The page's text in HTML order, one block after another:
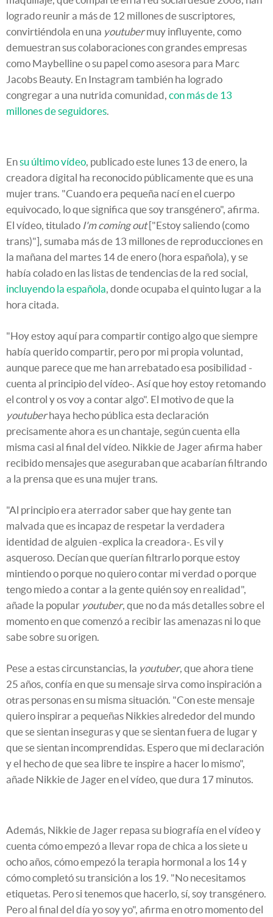
logrado reunir a más de 12 millones de suscriptores,
convirtiéndola en una youtubermuy influyente, como
demuestran sus colaboraciones con grandes empresas
como Maybelline o su papel como asesora para Marc
Jacobs Beauty. En Instagram también ha logrado
congregar a una nutrida comunidad, con más de 13
millones de seguidores
Ensu último vídeo , publicado este lunes 13 de enero, la
creadora digital ha reconocido públicamente que es una
mujer trans. "Cuando era pequeña nací en el cuerpo
equivocado, lo que significa que soy transgénero", afirma.
El vídeo, titulado I'm coming out["Estoy saliendo (como
trans)"], sumaba más de 13 millones de reproducciones en
la mañana del martes 14 de enero (hora española), y se
había colado en las listas de tendencias de la red social,
incluyendo la española , donde ocupaba el quinto lugar a la
hora citada.
"Hoy estoy aquí para compartir contigo algo que siempre
había querido compartir, pero por mi propia voluntad,
aunque parece que me han arrebatado esa posibilidad -
cuenta al principio del vídeo-. Así que hoy estoy retomando
el control y os voy a contar algo". El motivo de que la
youtuberhaya hecho pública esta declaración
precisamente ahora es un chantaje, según cuenta ella
misma casi al final del vídeo. Nikkie de Jager afirma haber
recibido mensajes que aseguraban que acabarían filtrando
a la prensa que es una mujer trans.
"Al principio era aterrador saber que hay gente tan
malvada que es incapaz de respetar la verdadera
identidad de alguien -explica la creadora-. Es vil y
asqueroso. Decían que querían filtrarlo porque estoy
mintiendo o porque no quiero contar mi verdad o porque
tengo miedo a contar a la gente quién soy en realidad",
añade la popular youtuber, que no da más detalles sobre el
momento en que comenzó a recibir las amenazas ni lo que
sabe sobre su origen.
Pese a estas circunstancias, la youtuber, que ahora tiene
25 años, confía en que su mensaje sirva como inspiración a
otras personas en su misma situación. "Con este mensaje
quiero inspirar a pequeñas Nikkies alrededor del mundo
que se sientan inseguras y que se sientan fuera de lugar y
que se sientan incomprendidas. Espero que mi declaración
y el hecho de que sea libre te inspire a hacer lo mismo",
añade Nikkie de Jager en el vídeo, que dura 17 minutos.
Además, Nikkie de Jager repasa su biografía en el vídeo y
cuenta cómo empezó a llevar ropa de chica a los siete u
ocho años, cómo empezó la terapia hormonal a los 14 y
cómo completó su transición a los 19. "No necesitamos
etiquetas. Pero si tenemos que hacerlo, sí, soy transgénero.
Pero al final del día yo soy yo", afirma en otro momento del